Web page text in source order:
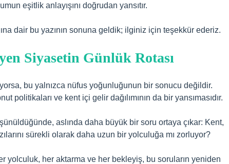
eşitlik anlayışını doğrudan yansıtır.
dair bu yazının sonuna geldik; ilginiz için teşekkür ederiz.
Siyasetin Günlük Rotası
bu yalnızca nüfus yoğunluğunun bir sonucu değildir.
politikaları ve kent içi gelir dağılımının da bir yansımasıdır.
aslında daha büyük bir soru ortaya çıkar: Kent,
sürekli olarak daha uzun bir yolculuğa mı zorluyor?
yolculuk, her aktarma ve her bekleyiş, bu soruların yeniden